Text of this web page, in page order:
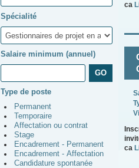
Spécialité
Salaire minimum (annuel)
Type de poste
Permanent
Temporaire
Affectation ou contrat
Stage
Encadrement - Permanent
Encadrement - Affectation
Candidature spontanée
ca
ca